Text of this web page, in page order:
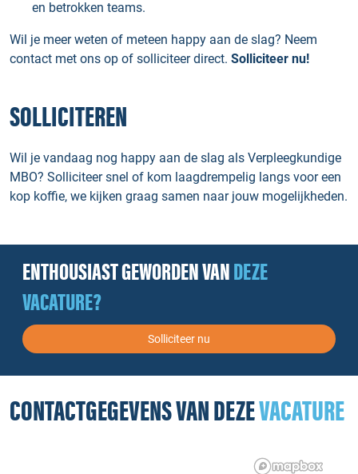
en betrokken teams.
Wil je meer weten of meteen happy aan de slag? Neem
contact met ons op of solliciteer direct. Solliciteer nu!
SOLLICITEREN
Wil je vandaag nog happy aan de slag als Verpleegkundige
MBO? Solliciteer snel of kom laagdrempelig langs voor een
kop koffie, we kijken graag samen naar jouw mogelijkheden.
ENTHOUSIAST GEWORDEN VANDEZE
VACATURE?
Solliciteer nu
CONTACTGEGEVENS VAN DEZEVACATURE